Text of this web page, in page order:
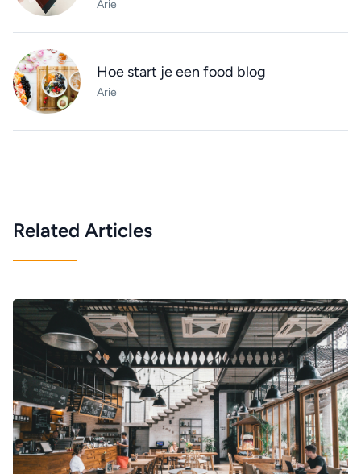
Arie
Hoe start je een food blog
Arie
Related Articles